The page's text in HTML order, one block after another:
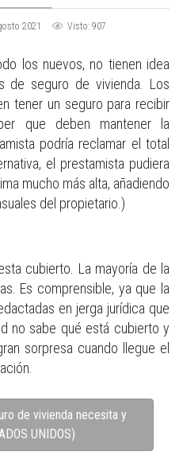
2021 Visto: 907
los nuevos, no tienen idea
de seguro de vivienda. Los
tener un seguro para recibir
que deben mantener la
podría reclamar el total
el prestamista pudiera
mucho más alta, añadiendo
del propietario.)
cubierto. La mayoría de la
Es comprensible, ya que la
en jerga jurídica que
no sabe qué está cubierto y
sorpresa cuando llegue el
de vivienda necesita y
UNIDOS)